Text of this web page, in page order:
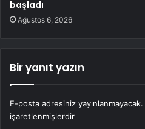
başladı
Ağustos 6, 2026
Bir yanıt yazın
E-posta adresiniz yayınlanmayacak.
işaretlenmişlerdir